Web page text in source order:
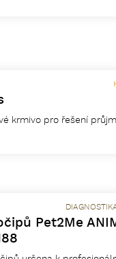
krmivo pro řešení
Pet2Me